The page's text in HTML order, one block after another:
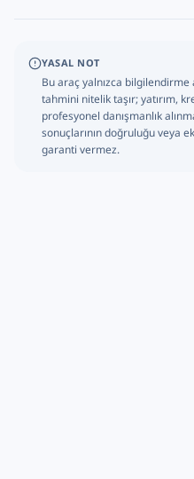
YASAL NOT
Bu araç yalnızca bilgilendirme
tahmini nitelik taşır; yatırım,
profesyonel danışmanlık
sonuçlarının doğruluğu veya
garanti vermez.